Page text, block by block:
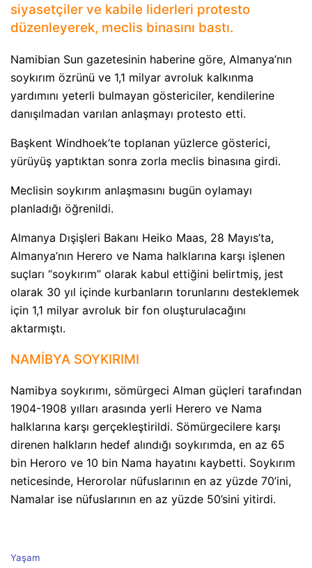
siyasetçiler ve kabile liderleri protesto
düzenleyerek, meclis binasını bastı.
Namibian Sun gazetesinin haberine göre, Almanya’nın
soykırım özrünü ve 1,1 milyar avroluk kalkınma
yardımını yeterli bulmayan göstericiler, kendilerine
danışılmadan varılan anlaşmayı protesto etti.
Başkent Windhoek’te toplanan yüzlerce gösterici,
yürüyüş yaptıktan sonra zorla meclis binasına girdi.
Meclisin soykırım anlaşmasını bugün oylamayı
planladığı öğrenildi.
Almanya Dışişleri Bakanı Heiko Maas, 28 Mayıs’ta,
Almanya’nın Herero ve Nama halklarına karşı işlenen
suçları “soykırım” olarak kabul ettiğini belirtmiş, jest
olarak 30 yıl içinde kurbanların torunlarını desteklemek
için 1,1 milyar avroluk bir fon oluşturulacağını
aktarmıştı.
NAMİBYA SOYKIRIMI
Namibya soykırımı, sömürgeci Alman güçleri tarafından
1904-1908 yılları arasında yerli Herero ve Nama
halklarına karşı gerçekleştirildi. Sömürgecilere karşı
direnen halkların hedef alındığı soykırımda, en az 65
bin Heroro ve 10 bin Nama hayatını kaybetti. Soykırım
neticesinde, Herorolar nüfuslarının en az yüzde 70’ini,
Namalar ise nüfuslarının en az yüzde 50’sini yitirdi.
C
Yaşam